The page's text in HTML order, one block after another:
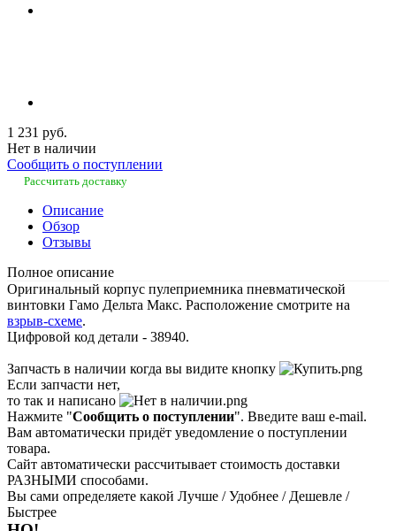
1 231 руб.
Нет в наличии
Сообщить о поступлении
Рассчитать доставку
Описание
Обзор
Отзывы
Полное описание
Оригинальный корпус пулеприемника пневматической
винтовки Гамо Дельта Макс. Расположение смотрите на
взрыв-схеме.
Цифровой код детали - 38940.
Запчасть в наличии когда вы видите кнопку
Если запчасти нет,
то так и написано
Нажмите "Сообщить о поступлении". Введите ваш e-mail.
Вам автоматически придёт уведомление о поступлении
товара.
Сайт автоматически рассчитывает стоимость доставки
РАЗНЫМИ способами.
Вы сами определяете какой Лучше / Удобнее / Дешевле /
Быстрее